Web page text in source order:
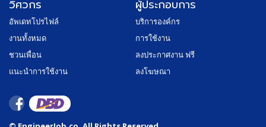
วิศวกร
อัพเดทโปรไฟล์
งานทั้งหมด
ชวนเพื่อน
แนะนำการใช้งาน
ผู้ประกอบการ
บริการองค์กร
การใช้งาน
ลงประกาศงาน ฟรี
ลงโฆษณา